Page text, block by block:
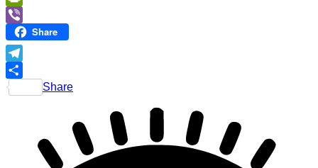
PrintFriendly
ViberShare
Telegram
Share